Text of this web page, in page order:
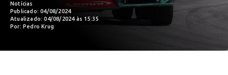
Notícias
Publicado: 04/08/2024
Atualizado: 04/08/2024 às 15:35
Por: Pedro Krug